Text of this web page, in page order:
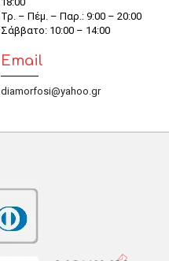
Τρ. – Πέμ. – Παρ.: 9:00 – 20:00
Σάββατο: 10:00 – 14:00
Email
diamorfosi@yahoo.gr